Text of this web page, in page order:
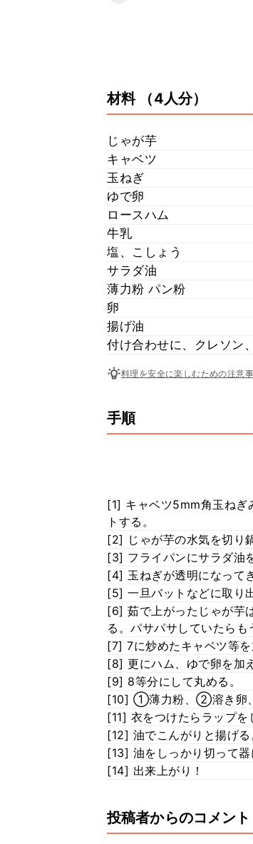
材料 （4人分）
じゃが芋
キャベツ
玉ねぎ
ゆで卵
ロースハム
牛乳
塩、こしょう
サラダ油
薄力粉 パン粉
卵
揚げ油
付け合わせに、クレソン
料理を安全に楽しむための注意
手順
[1] キャベツ5mm角玉ねぎ
トする。
[2] じゃが芋の水気を切り
[3] フライパンにサラダ油
[4] 玉ねぎが透明になって
[5] 一旦バットなどに取り出
[6] 茹で上がったじゃが芋
る。パサパサしていたらも
[7] 7に炒めたキャベツ等を
[8] 更にハム、ゆで卵を加
[9] 8等分にして丸める。
[10] ①薄力粉、②溶き卵
[11] 衣をつけたらラップを
[12] 油でこんがりと揚げる
[13] 油をしっかり切って器
[14] 出来上がり！
投稿者からのコメント